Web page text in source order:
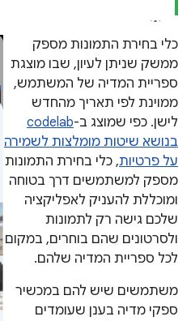
כלי בחירת התמונות מספק
ממשק שניתן לעיון, שבו מוצגת
ספריית המדיה של המשתמש,
ממוינת לפי תאריך מהחדש
לישן. כפי שמוצג ב-codelab
בנושא שיטות מומלצות לשמירה
על פרטיות, כלי בחירת התמונות
מספק למשתמשים דרך בטוחה
ומוכללת להעניק לאפליקציה
שלכם גישה רק לתמונות
ולסרטונים שהם בוחרים, במקום
לכל ספריית המדיה שלהם.
משתמשים שיש להם במכשיר
ספקי מדיה בענן שעומדים